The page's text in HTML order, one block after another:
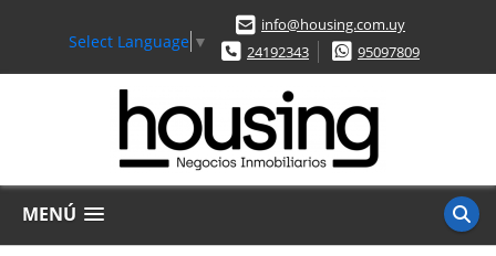
Select Language ▼
info@housing.com.uy
24192343
95097809
MENÚ